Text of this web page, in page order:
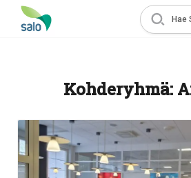
Hae
Kohderyhmä: